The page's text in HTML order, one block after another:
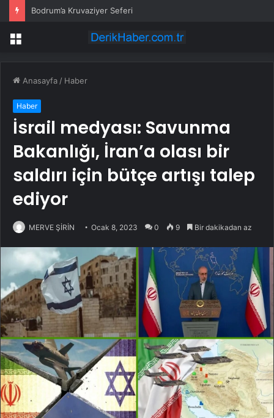
Bodrum’a Kruvaziyer Seferi
Menü
Anasayfa / Haber
Haber
İsrail medyası: Savunma
Bakanlığı, İran’a olası bir
saldırı için bütçe artışı talep
ediyor
MERVE ŞİRİN Ocak 8, 2023 0 9 Bir dakikadan az